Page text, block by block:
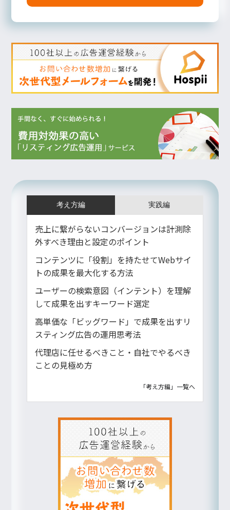
考え方編 実践編
売上に繋がらないコンバージョンは計測除
外すべき理由と設定のポイント
コンテンツに「役割」を持たせてWebサイ
トの成果を最大化する方法
ユーザーの検索意図（インテント）を理解
して成果を出すキーワード選定
高単価な「ビッグワード」で成果を出すリ
スティング広告の運用思考法
代理店に任せるべきこと・自社でやるべき
ことの見極め方
「考え方編」一覧へ